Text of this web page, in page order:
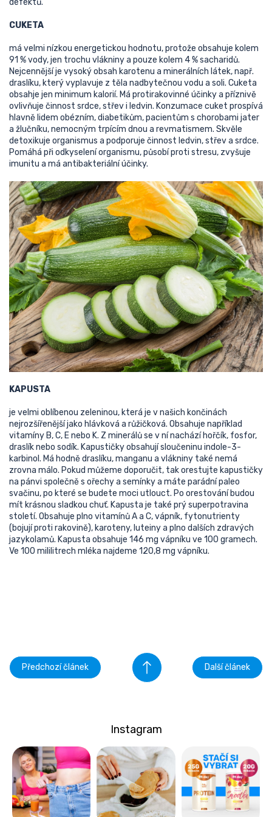
defektů.
CUKETA
má velmi nízkou energetickou hodnotu, protože obsahuje kolem
91 % vody, jen trochu vlákniny a pouze kolem 4 % sacharidů.
Nejcennější je vysoký obsah karotenu a minerálních látek, např.
draslíku, který vyplavuje z těla nadbytečnou vodu a soli. Cuketa
obsahje jen minimum kalorií. Má protirakovinné účinky a příznivě
ovlivňuje činnost srdce, střev i ledvin. Konzumace cuket prospívá
hlavně lidem obézním, diabetikům, pacientům s chorobami jater
a žlučníku, nemocným trpícím dnou a revmatismem. Skvěle
detoxikuje organismus a podporuje činnost ledvin, střev a srdce.
Pomáhá při odkyselení organismu, působí proti stresu, zvyšuje
imunitu a má antibakteriální účinky.
KAPUSTA
je velmi oblíbenou zeleninou, která je v našich končinách
nejrozšířenější jako hlávková a růžičková. Obsahuje například
vitamíny B, C, E nebo K. Z minerálů se v ní nachází hořčík, fosfor,
draslík nebo sodík. Kapustičky obsahují sloučeninu indole-3-
karbinol. Má hodně draslíku, manganu a vlákniny také nemá
zrovna málo. Pokud můžeme doporučit, tak orestujte kapustičky
na pánvi společně s ořechy a semínky a máte parádní paleo
svačinu, po které se budete moci utlouct. Po orestování budou
mít krásnou sladkou chuť. Kapusta je také prý superpotravina
století. Obsahuje plno vitamínů A a C, vápník, fytonutrienty
(bojují proti rakovině), karoteny, luteiny a plno dalších zdravých
jazykolamů. Kapusta obsahuje 146 mg vápníku ve 100 gramech.
Ve 100 mililitrech mléka najdeme 120,8 mg vápníku.
Předchozí článek Další článek
Instagram